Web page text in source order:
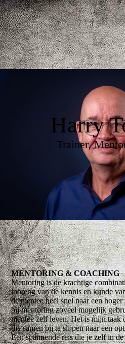
Harry
Trainer,
MENTORING & COACHING
Mentoring is de krachtige
inbreng van de kennis en kunde
de mentee heel snel naar een
bij mentoring zoveel mogelijk
mentee zelf leven. Het is mijn
die samen bij te slijpen naar een
Een spannende reis die je zelf in